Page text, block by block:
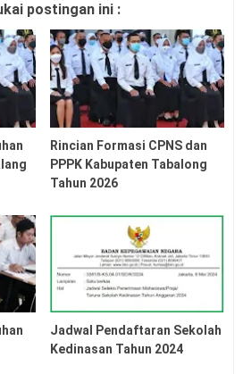
postingan ini :
Rincian Formasi CPNS dan
PPPK Kabupaten Tabalong
Tahun 2026
Jadwal Pendaftaran Sekolah
Kedinasan Tahun 2024